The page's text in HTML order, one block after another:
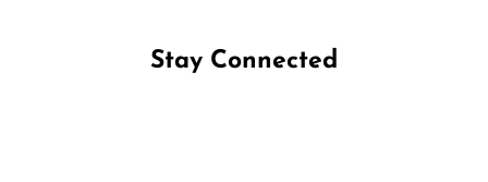
Stay Connected